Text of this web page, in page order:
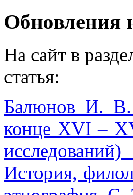
Обновления
На сайт в
статья:
Балюнов И. В.
конце XVI –
История,